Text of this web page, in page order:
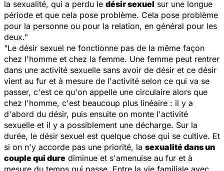
la sexualité, qui a perdu le désir sexuel sur une longue
période et que cela pose problème. Cela pose problème
pour la personne ou pour la relation, en général pour les
deux."
"Le désir sexuel ne fonctionne pas de la même façon
chez l'homme et chez la femme. Une femme peut rentrer
dans une activité sexuelle sans avoir de désir et ce désir
vient au fur et à mesure de l'activité selon ce qui va se
passer, c'est ce qu'on appelle une circulaire alors que
chez l'homme, c'est beaucoup plus linéaire : il y a
d'abord du désir, puis ensuite on monte l'activité
sexuelle et il y a possiblement une décharge. Sur la
durée, le désir sexuel est quelque chose qui se cultive. Et
si on n'y accorde pas une priorité, la sexualité dans un
couple qui dure diminue et s'amenuise au fur et à
mesure du temps qui passe. Entre la vie familiale avec